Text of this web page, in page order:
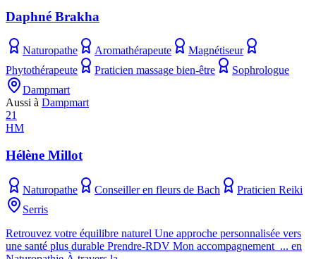
Daphné Brakha
Naturopathe Aromathérapeute
Magnétiseur
Phytothérapeute
Praticien massage bien-être
Sophrologue
Dampmart
Aussi à Dampmart
21
HM
Hélène Millot
Naturopathe Conseiller en fleurs de Bach
Praticien Reiki
Serris
Retrouvez votre équilibre naturel Une approche personnalisée vers
une santé plus durable Prendre-RDV Mon accompagnement ... en